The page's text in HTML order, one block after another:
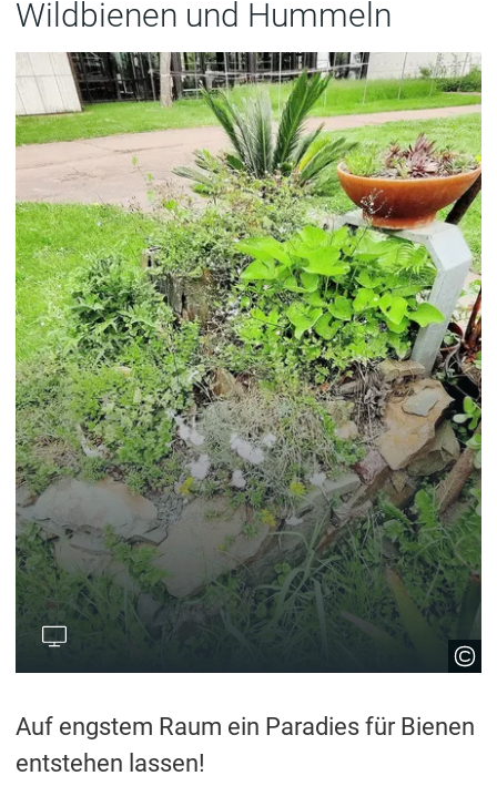
Wildbienen und Hummeln
Auf engstem Raum ein Paradies für Bienen
entstehen lassen!